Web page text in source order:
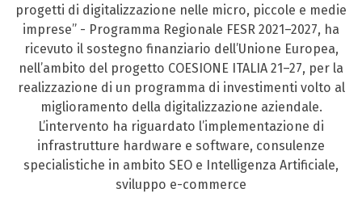
progetti di digitalizzazione nelle micro, piccole e medie
imprese” - Programma Regionale FESR 2021–2027, ha
ricevuto il sostegno finanziario dell’Unione Europea,
nell’ambito del progetto COESIONE ITALIA 21–27, per la
realizzazione di un programma di investimenti volto al
miglioramento della digitalizzazione aziendale.
L’intervento ha riguardato l’implementazione di
infrastrutture hardware e software, consulenze
specialistiche in ambito SEO e Intelligenza Artificiale,
sviluppo e-commerce